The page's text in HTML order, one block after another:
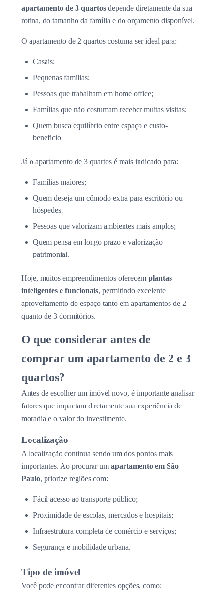
apartamento de 3 quartos depende diretamente da sua
rotina, do tamanho da família e do orçamento disponível.
O apartamento de 2 quartos costuma ser ideal para:
Casais;
Pequenas famílias;
Pessoas que trabalham em home office;
Famílias que não costumam receber muitas visitas;
Quem busca equilíbrio entre espaço e custo-
benefício.
Já o apartamento de 3 quartos é mais indicado para:
Famílias maiores;
Quem deseja um cômodo extra para escritório ou
hóspedes;
Pessoas que valorizam ambientes mais amplos;
Quem pensa em longo prazo e valorização
patrimonial.
Hoje, muitos empreendimentos oferecem plantas
inteligentes e funcionais, permitindo excelente
aproveitamento do espaço tanto em apartamentos de 2
quanto de 3 dormitórios.
O que considerar antes de
comprar um apartamento de 2 e 3
quartos?
Antes de escolher um imóvel novo, é importante analisar
fatores que impactam diretamente sua experiência de
moradia e o valor do investimento.
Localização
A localização continua sendo um dos pontos mais
importantes. Ao procurar um apartamento em São
Paulo, priorize regiões com:
Fácil acesso ao transporte público;
Proximidade de escolas, mercados e hospitais;
Infraestrutura completa de comércio e serviços;
Segurança e mobilidade urbana.
Tipo de imóvel
Você pode encontrar diferentes opções, como: